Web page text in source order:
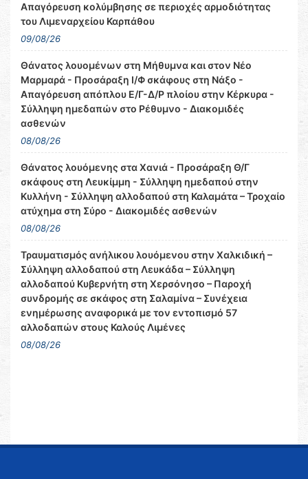
Απαγόρευση κολύμβησης σε περιοχές αρμοδιότητας
του Λιμεναρχείου Καρπάθου
09/08/26
Θάνατος λουομένων στη Μήθυμνα και στον Νέο
Μαρμαρά - Προσάραξη Ι/Φ σκάφους στη Νάξο -
Απαγόρευση απόπλου Ε/Γ-Δ/Ρ πλοίου στην Κέρκυρα -
Σύλληψη ημεδαπών στο Ρέθυμνο - Διακομιδές
ασθενών
08/08/26
Θάνατος λουόμενης στα Χανιά - Προσάραξη Θ/Γ
σκάφους στη Λευκίμμη - Σύλληψη ημεδαπού στην
Κυλλήνη - Σύλληψη αλλοδαπού στη Καλαμάτα – Τροχαίο
ατύχημα στη Σύρο - Διακομιδές ασθενών
08/08/26
Τραυματισμός ανήλικου λουόμενου στην Χαλκιδική –
Σύλληψη αλλοδαπού στη Λευκάδα – Σύλληψη
αλλοδαπού Κυβερνήτη στη Χερσόνησο – Παροχή
συνδρομής σε σκάφος στη Σαλαμίνα – Συνέχεια
ενημέρωσης αναφορικά με τον εντοπισμό 57
αλλοδαπών στους Καλούς Λιμένες
08/08/26